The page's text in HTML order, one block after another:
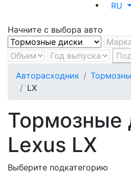
RU
Начните с выбора авто
Авторасходник
LX
Тормозные
Lexus LX
Выберите подкатегорию